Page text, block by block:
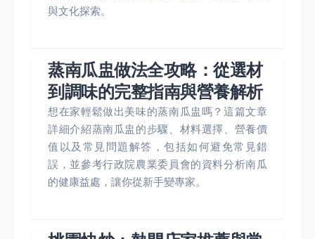
與文化探索。
蒸南瓜盅做法全攻略：從選材
到調味的完整指南與營養解析
想在家輕鬆做出美味的蒸南瓜盅嗎？這篇文章
詳細介紹蒸南瓜盅的步驟、材料選擇、營養價
值以及常見問題解答，包括如何避免常見錯
誤，並參考行政院農業委員會的資料分析南瓜
的健康益處，讓你從新手變專家。